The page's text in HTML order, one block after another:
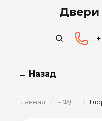
Двери
← Назад
Главная / ЧФД+ /